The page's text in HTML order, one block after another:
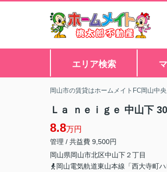
エリア検索
岡山市の賃貸はホームメイトFC岡山中
Ｌａ ｎｅｉｇｅ 中山下
8.8万円
管理 / 共益費 9,500円
岡山県岡山市北区中山下２丁目
岡山電気軌道東山本線「西大寺町